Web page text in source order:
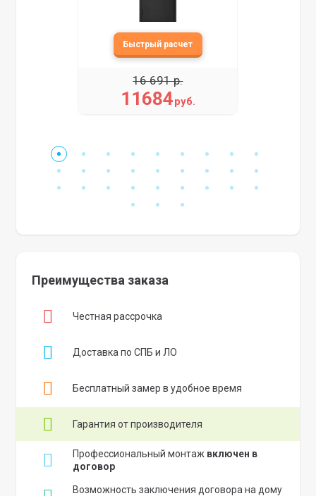
11684руб.
16 691 р.
Преимущества заказа
Честная рассрочка
Доставка по СПБ и ЛО
Бесплатный замер в удобное время
Гарантия от производителя
Профессиональный монтаж включен в
договор
Возможность заключения договора на дому